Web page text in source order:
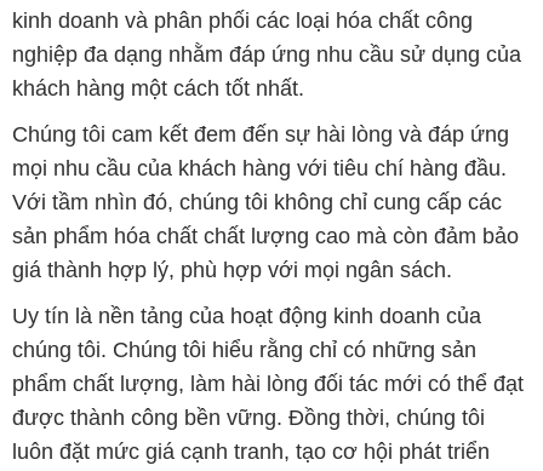
kinh doanh và phân phối các loại hóa chất công
nghiệp đa dạng nhằm đáp ứng nhu cầu sử dụng của
khách hàng một cách tốt nhất.
Chúng tôi cam kết đem đến sự hài lòng và đáp ứng
mọi nhu cầu của khách hàng với tiêu chí hàng đầu.
Với tầm nhìn đó, chúng tôi không chỉ cung cấp các
sản phẩm hóa chất chất lượng cao mà còn đảm bảo
giá thành hợp lý, phù hợp với mọi ngân sách.
Uy tín là nền tảng của hoạt động kinh doanh của
chúng tôi. Chúng tôi hiểu rằng chỉ có những sản
phẩm chất lượng, làm hài lòng đối tác mới có thể đạt
được thành công bền vững. Đồng thời, chúng tôi
luôn đặt mức giá cạnh tranh, tạo cơ hội phát triển